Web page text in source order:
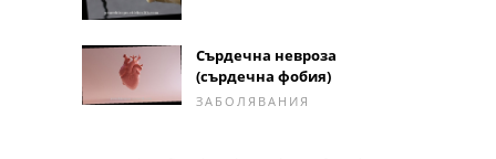
Сърдечна невроза
(сърдечна фобия)
ЗАБОЛЯВАНИЯ